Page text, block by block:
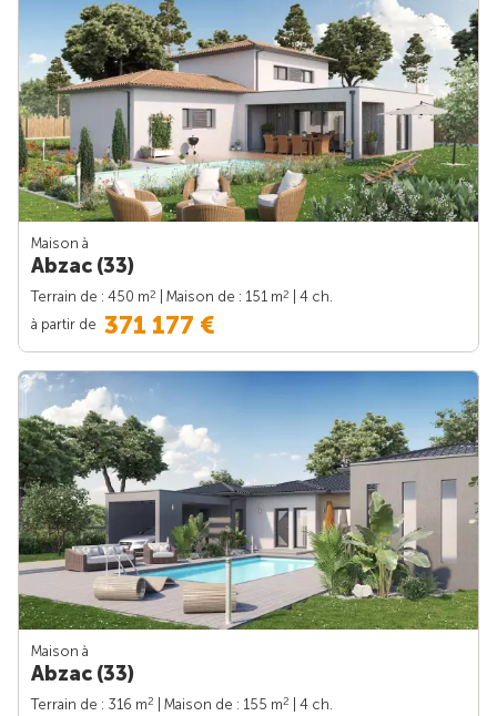
Maison à
Abzac (33)
Terrain de : 450 m2 | Maison de : 151 m2
| 4 ch.
à partir de 371 177 €
Maison à
Abzac (33)
Terrain de : 316 m2 | Maison de : 155 m2
| 4 ch.